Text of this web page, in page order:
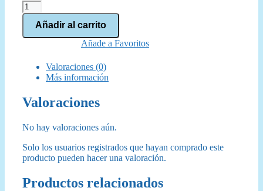
Retributor
Armour
(21-
35)
Añadir al carrito
Añade a Favoritos
Valoraciones (0)
Más información
Valoraciones
No hay valoraciones aún.
Solo los usuarios registrados que hayan comprado este
producto pueden hacer una valoración.
Productos relacionados